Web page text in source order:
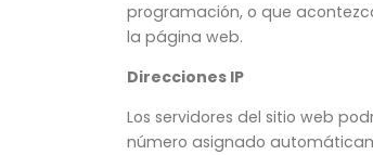
programación, o que
la página web.
Direcciones IP
Los servidores del sitio web
número asignado